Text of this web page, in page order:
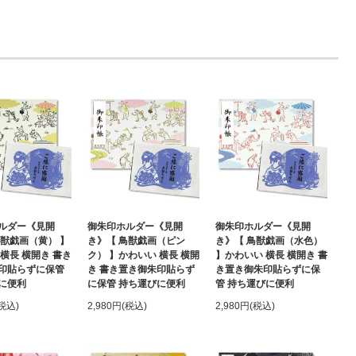
ダー《見開
戯画（黄） 】
長 横開き 書き
貼らずに保管
便利
込)
御朱印ホルダー《見開
き》【 鳥獣戯画（ピン
ク） 】かわいい 横長 横開
き 書き置き御朱印貼らず
に保管 持ち運びに便利
2,980円(税込)
御朱印ホルダー《見開
き》【 鳥獣戯画（水色）
】かわいい 横長 横開き 書
き置き御朱印貼らずに保
管 持ち運びに便利
2,980円(税込)